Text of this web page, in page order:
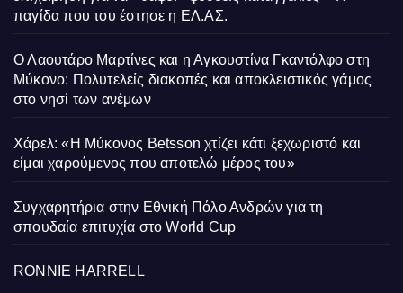
παγίδα που του έστησε η ΕΛ.ΑΣ.
Ο Λαουτάρο Μαρτίνες και η Αγκουστίνα Γκαντόλφο στη
Μύκονο: Πολυτελείς διακοπές και αποκλειστικός γάμος
στο νησί των ανέμων
Χάρελ: «Η Μύκονος Betsson χτίζει κάτι ξεχωριστό και
είμαι χαρούμενος που αποτελώ μέρος του»
Συγχαρητήρια στην Εθνική Πόλο Ανδρών για τη
σπουδαία επιτυχία στο World Cup
RONNIE HARRELL